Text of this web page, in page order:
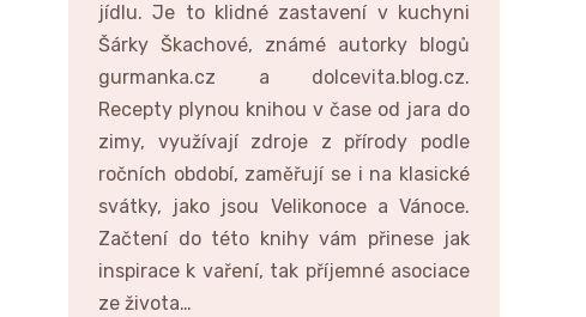
jídlu. Je to klidné zastavení v kuchyni
Šárky Škachové, známé autorky blogů
gurmanka.cz a dolcevita.blog.cz.
Recepty plynou knihou v čase od jara do
zimy, využívají zdroje z přírody podle
ročních období, zaměřují se i na klasické
svátky, jako jsou Velikonoce a Vánoce.
Začtení do této knihy vám přinese jak
inspirace k vaření, tak příjemné asociace
ze života…